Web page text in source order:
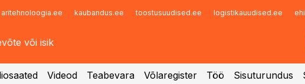
aritehnoloogia.ee kaubandus.ee toostusuudised.ee logistikauudised.ee
Infopank
Videod Teabevara Võlaregister Töö Sisuturundus